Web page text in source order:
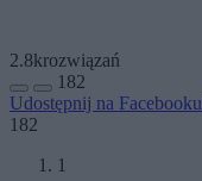
2.8krozwiązań
182
Udostępnij na Facebooku
182
1